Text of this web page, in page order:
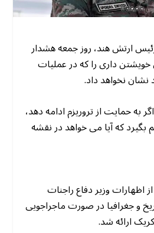
ارتش هند، روز جمعه هشدار
خویشتن داری را که در عملیات
نشان نخواهد داد.
به حمایت از تروریزم ادامه دهد،
که آیا می خواهد در نقشه
وزیر دفاع راجنات
و جغرافیا در صورت ماجراجویی
ارائه شد.